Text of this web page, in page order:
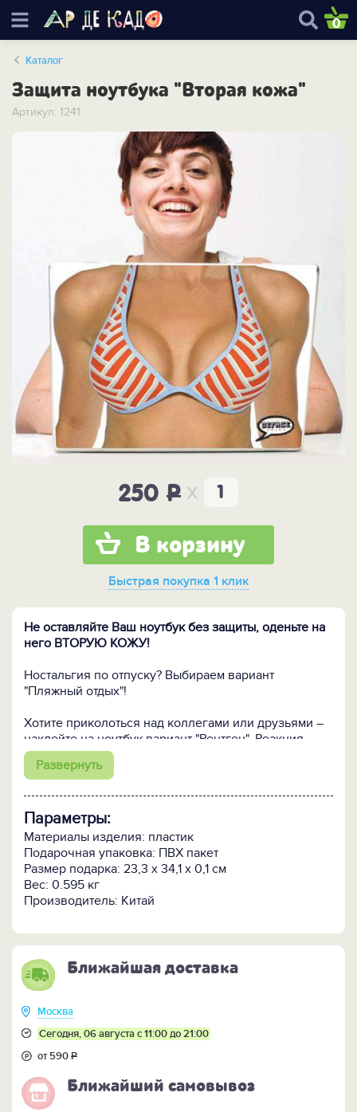
0
Каталог
Защита ноутбука "Вторая кожа"
Артикул: 1241
250 P x
В корзину
Быстрая покупка 1 клик
Не оставляйте Ваш ноутбук без защиты, оденьте на
него ВТОРУЮ КОЖУ!
Ностальгия по отпуску? Выбираем вариант
"Пляжный отдых"!
Хотите приколоться над коллегами или друзьями –
наклейте на ноутбук вариант "Рентген". Реакция
окружающих обеспечена!
Развернуть
Параметры:
Материалы изделия: пластик
Подарочная упаковка: ПВХ пакет
Размер подарка: 23,3 х 34,1 х 0,1 см
Вес: 0.595 кг
Производитель: Китай
Ближайшая доставка
Москва
Сегодня, 06 августа с 11:00 до 21:00
от 590Р
Ближайший самовывоз